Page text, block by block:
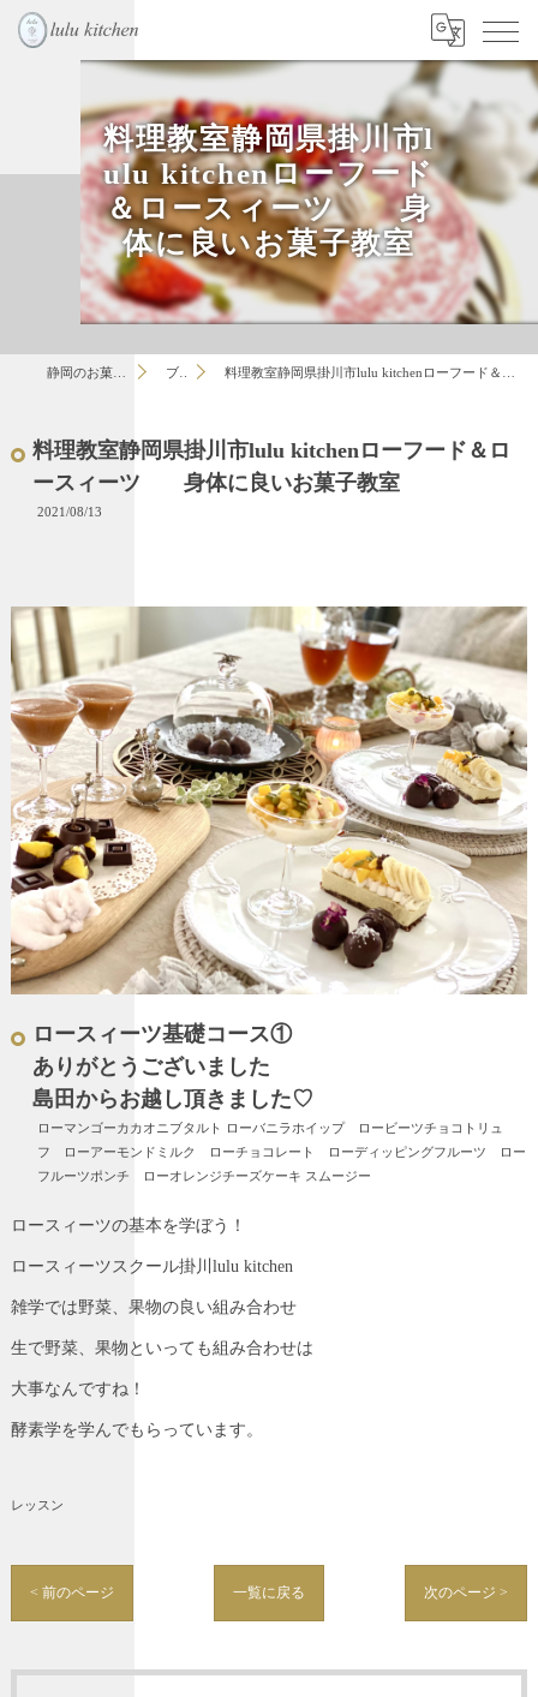
料理教室静岡県掛川市l
ulu kitchenローフード
＆ロースィーツ 身
体に良いお菓子教室
静岡のお菓子教室はlulu ブログ 料理教室静岡県掛川市lulu kitchenローフード＆ロースィーツ 身体に良いお菓子教室
料理教室静岡県掛川市lulu kitchenローフード＆ロ
ースィーツ 身体に良いお菓子教室
2021/08/13
ロースィーツ基礎コース①
ありがとうございました
島田からお越し頂きました♡
ローマンゴーカカオニブタルト ローバニラホイップ ロービーツチョコトリュ
フ ローアーモンドミルク ローチョコレート ローディッピングフルーツ ロー
フルーツポンチ ローオレンジチーズケーキ スムージー
ロースィーツの基本を学ぼう！
ロースィーツスクール掛川lulu kitchen
雑学では野菜、果物の良い組み合わせ
生で野菜、果物といっても組み合わせは
大事なんですね！
酵素学を学んでもらっています。
レッスン
< 前のページ 一覧に戻る 次のページ >